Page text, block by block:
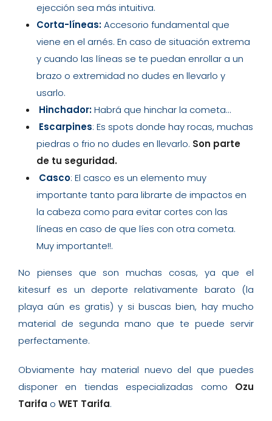
ejección sea más intuitiva.
Corta-líneas:Accesorio fundamental que
viene en el arnés. En caso de situación extrema
y cuando las líneas se te puedan enrollar a un
brazo o extremidad no dudes en llevarlo y
usarlo.
Hinchador:Habrá que hinchar la cometa…
Escarpines: Es spots donde hay rocas, muchas
piedras o frio no dudes en llevarlo. Son parte
de tu seguridad.
Casco: El casco es un elemento muy
importante tanto para librarte de impactos en
la cabeza como para evitar cortes con las
líneas en caso de que líes con otra cometa.
Muy importante!!.
No pienses que son muchas cosas, ya que el
kitesurf es un deporte relativamente barato (la
playa aún es gratis) y si buscas bien, hay mucho
material de segunda mano que te puede servir
perfectamente.
Obviamente hay material nuevo del que puedes
disponer en tiendas especializadas como Ozu
Tarifa o WET Tarifa.